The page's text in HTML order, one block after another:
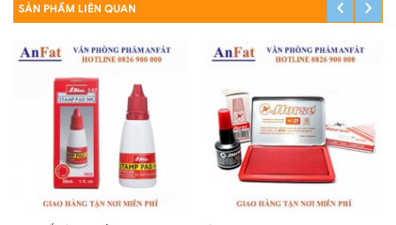
SẢN PHẨM LIÊN QUAN